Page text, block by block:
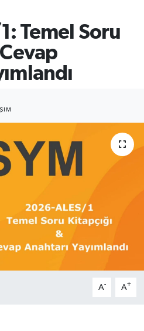
Temel Soru
A- A+